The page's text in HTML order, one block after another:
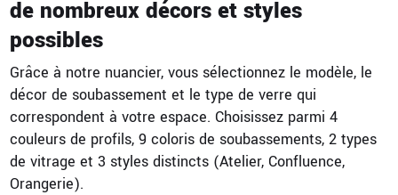
de nombreux décors et styles
possibles
Grâce à notre nuancier, vous sélectionnez le modèle, le
décor de soubassement et le type de verre qui
correspondent à votre espace. Choisissez parmi 4
couleurs de profils, 9 coloris de soubassements, 2 types
de vitrage et 3 styles distincts (Atelier, Confluence,
Orangerie).